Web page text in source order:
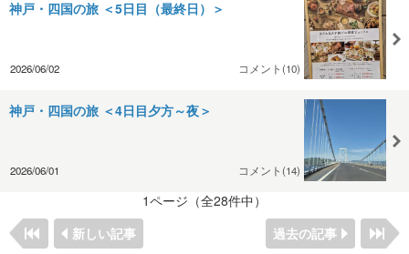
神戸・四国の旅 ＜5日目（最終日）＞
2026/06/02 コメント(10)
神戸・四国の旅 ＜4日目夕方～夜＞
2026/06/01 コメント(14)
1ページ（全28件中）
新しい記事
過去の記事